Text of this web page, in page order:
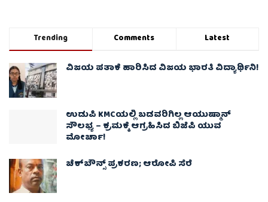
Trending Comments Latest
ವಿಜಯ ಪತಾಕೆ ಹಾರಿಸಿದ ವಿಜಯ ಭಾರತಿ ವಿದ್ಯಾರ್ಥಿನಿ!
ಉಡುಪಿ KMCಯಲ್ಲಿ ಬಡವರಿಗಿಲ್ಲ ಆಯುಷ್ಮಾನ್
ಸೌಲಭ್ಯ – ಕ್ರಮಕ್ಕೆ ಆಗ್ರಹಿಸಿದ ಬಿಜೆಪಿ ಯುವ
ಮೋರ್ಚಾ!
ಚೆಕ್​ಬೌನ್ಸ್​ ಪ್ರಕರಣ; ಆರೋಪಿ ಸೆರೆ